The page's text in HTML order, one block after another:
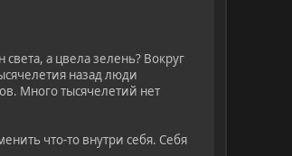
а цвела зелень? Вокруг
назад люди
Много тысячелетий нет
что-то внутри себя. Себя